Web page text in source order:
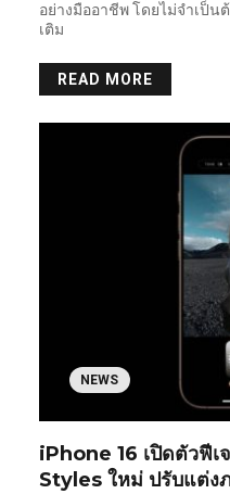
อย่างมืออาชีพ โดยไม่จำเป็
เติม
READ MORE
NEWS
iPhone 16 เปิดตัวฟี
Styles ใหม่ ปรับแต่ง